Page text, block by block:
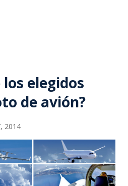
elegidos
de avión?
2014